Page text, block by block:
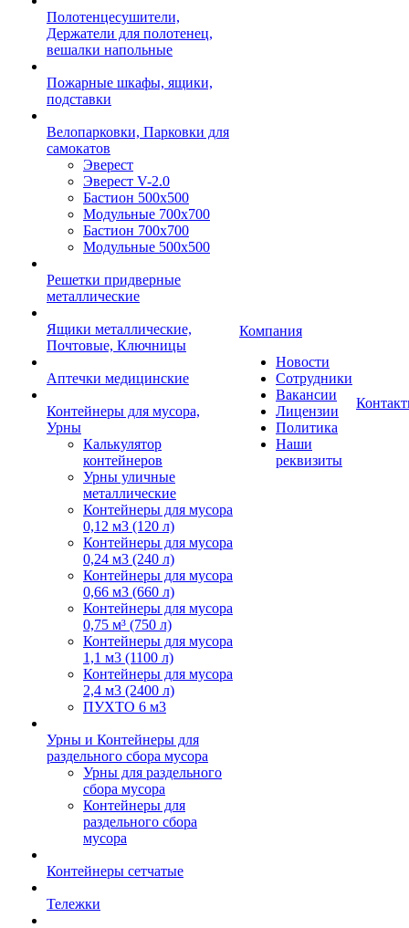
Полотенцесушители,
Держатели для полотенец,
вешалки напольные
Пожарные шкафы, ящики,
подставки
Велопарковки, Парковки для
самокатов
Эверест
Эверест V-2.0
Бастион 500х500
Модульные 700х700
Бастион 700х700
Модульные 500х500
Решетки придверные
металлические
Ящики металлические,
Почтовые, Ключницы
Аптечки медицинские
Контейнеры для мусора,
Урны
Калькулятор
контейнеров
Урны уличные
металлические
Контейнеры для мусора
0,12 м3 (120 л)
Контейнеры для мусора
0,24 м3 (240 л)
Контейнеры для мусора
0,66 м3 (660 л)
Контейнеры для мусора
0,75 м³ (750 л)
Контейнеры для мусора
1,1 м3 (1100 л)
Контейнеры для мусора
2,4 м3 (2400 л)
ПУХТО 6 м3
Урны и Контейнеры для
раздельного сбора мусора
Урны для раздельного
сбора мусора
Контейнеры для
раздельного сбора
мусора
Контейнеры сетчатые
Тележки
Компания
Новости
Сотрудники
Вакансии
Лицензии
Политика
Наши
реквизиты